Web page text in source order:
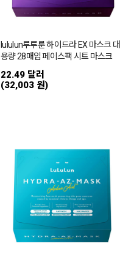
lululun루루룬 하이드라 EX 마스크 대
용량 28매입 페이스팩 시트 마스크
22.49 달러
(32,003 원)